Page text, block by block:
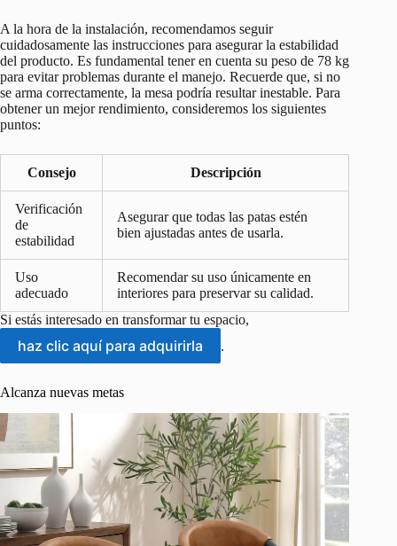
A la hora de la instalación, recomendamos seguir
cuidadosamente las instrucciones para asegurar la estabilidad
del producto. Es fundamental tener en cuenta su peso de 78 kg
para evitar problemas durante el manejo. Recuerde que, si no
se arma correctamente, la mesa podría resultar inestable. Para
obtener un mejor rendimiento, consideremos los siguientes
puntos:
Consejo Descripción
Verificación
de
estabilidad
Asegurar que todas las patas estén
bien ajustadas antes de usarla.
Uso
adecuado
Recomendar su uso únicamente en
interiores para preservar su calidad.
Si estás interesado en transformar tu espacio,
haz clic aquí para adquirirla .
Alcanza nuevas metas